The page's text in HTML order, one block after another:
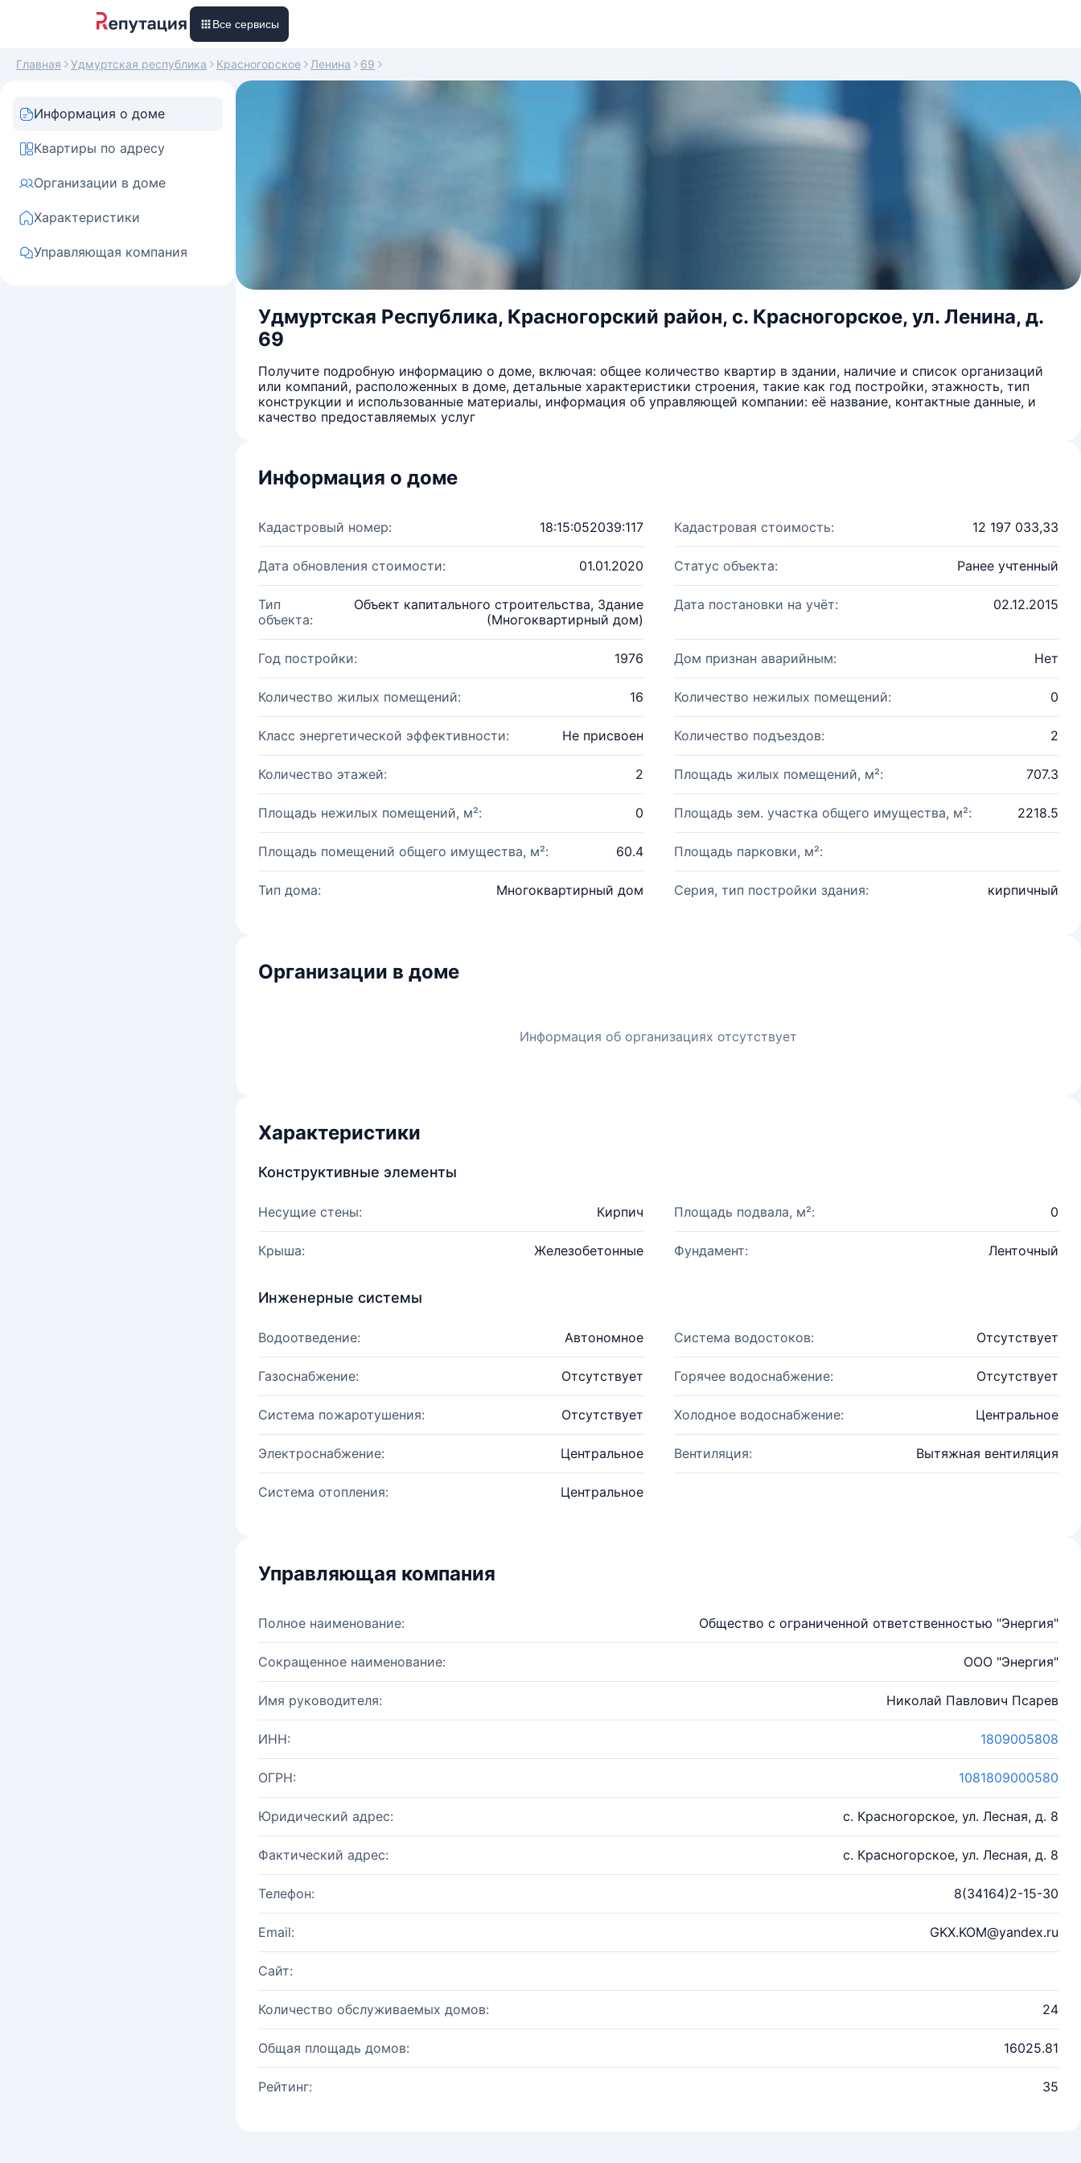
Все сервисы
Главная Удмуртская республика Красногорское Ленина 69
Информация о доме
Квартиры по адресу
Организации в доме
Характеристики
Управляющая компания
Удмуртская Республика, Красногорский район, с. Красногорское, ул. Ленина, д.
69
Получите подробную информацию о доме, включая: общее количество квартир в здании, наличие и список организаций
или компаний, расположенных в доме, детальные характеристики строения, такие как год постройки, этажность, тип
конструкции и использованные материалы, информация об управляющей компании: её название, контактные данные, и
качество предоставляемых услуг
Информация о доме
Кадастровый номер: 18:15:052039:117 Кадастровая стоимость: 12 197 033,33
Дата обновления стоимости: 01.01.2020 Статус объекта: Ранее учтенный
Тип
объекта:
Объект капитального строительства, Здание
(Многоквартирный дом)
Дата постановки на учёт: 02.12.2015
Год постройки: 1976 Дом признан аварийным: Нет
Количество жилых помещений: 16 Количество нежилых помещений: 0
Класс энергетической эффективности: Не присвоен Количество подъездов: 2
Количество этажей: 2 Площадь жилых помещений, м²: 707.3
Площадь нежилых помещений, м²: 0 Площадь зем. участка общего имущества, м²: 2218.5
Площадь помещений общего имущества, м²: 60.4 Площадь парковки, м²:
Тип дома: Многоквартирный дом Серия, тип постройки здания: кирпичный
Организации в доме
Информация об организациях отсутствует
Характеристики
Конструктивные элементы
Несущие стены: Кирпич Площадь подвала, м²: 0
Крыша: Железобетонные Фундамент: Ленточный
Инженерные системы
Водоотведение: Автономное Система водостоков: Отсутствует
Газоснабжение: Отсутствует Горячее водоснабжение: Отсутствует
Система пожаротушения: Отсутствует Холодное водоснабжение: Центральное
Электроснабжение: Центральное Вентиляция: Вытяжная вентиляция
Система отопления: Центральное
Управляющая компания
Полное наименование: Общество с ограниченной ответственностью "Энергия"
Сокращенное наименование: ООО "Энергия"
Имя руководителя: Николай Павлович Псарев
ИНН: 1809005808
ОГРН: 1081809000580
Юридический адрес: с. Красногорское, ул. Лесная, д. 8
Фактический адрес: с. Красногорское, ул. Лесная, д. 8
Телефон: 8(34164)2-15-30
Email: GKX.KOM@yandex.ru
Сайт:
Количество обслуживаемых домов: 24
Общая площадь домов: 16025.81
Рейтинг: 35